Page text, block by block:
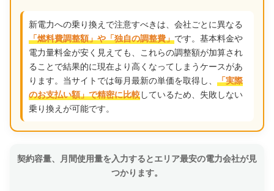
新電力への乗り換えで注意すべきは、会社ごとに異なる
「燃料費調整額」や「独自の調整費」です。基本料金や
電力量料金が安く見えても、これらの調整額が加算され
ることで結果的に現在より高くなってしまうケースがあ
ります。当サイトでは毎月最新の単価を取得し、 「実際
のお支払い額」で精密に比較しているため、失敗しない
乗り換えが可能です。
契約容量、月間使用量を入力するとエリア最安の電力会社が見
つかります。